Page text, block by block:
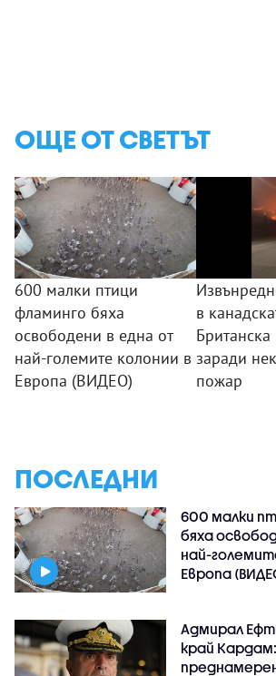
ОЩЕ ОТ СВЕТЪТ
600 малки птици
фламинго бяха
освободени в една от
най-големите колонии в
Европа (ВИДЕО)
в
заради
пожар
ПОСЛЕДНИ
600 малки
бяха
най-
Европа
Адмирал
край